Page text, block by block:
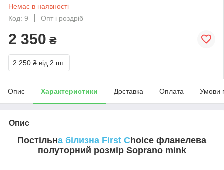
Немає в наявності
Код: 9
Опт і роздріб
2 350 ₴
2 250 ₴ від 2 шт.
Опис Характеристики Доставка Оплата Умови
Опис
Постільна білизна First Choice фланелева
полуторний розмір Soprano mink